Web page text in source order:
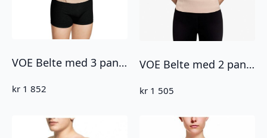
VOE Belte med 3 panels lukking Beige (4034S)
kr 1 852
VOE Belte med 2 panels lukking Beige (4023S)
kr 1 505